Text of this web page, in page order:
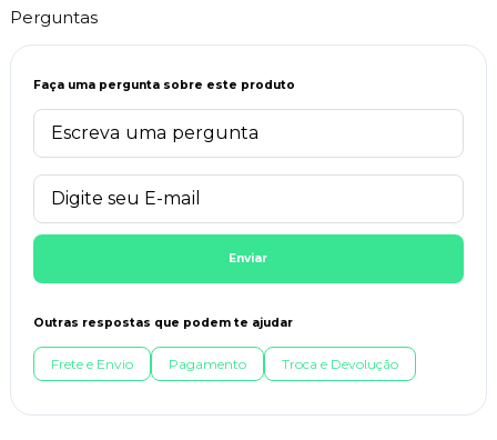
Perguntas
Faça uma pergunta sobre este produto
Enviar
Outras respostas que podem te ajudar
Frete e Envio Pagamento Troca e Devolução